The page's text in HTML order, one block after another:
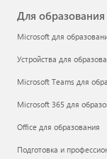
Для образования
Microsoft для
Устройства для
Microsoft Teams для
Microsoft 365 для
Office для образования
Подготовка и